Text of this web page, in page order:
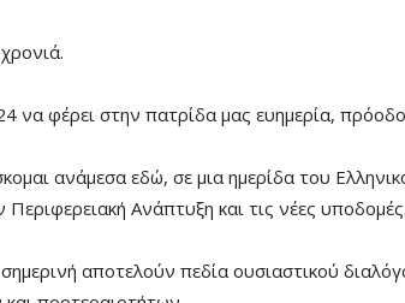
να φέρει στην πατρίδα μας ευημερία,
ανάμεσα εδώ, σε μια ημερίδα του
Ανάπτυξη και τις νέες υποδομές.
αποτελούν πεδία ουσιαστικού